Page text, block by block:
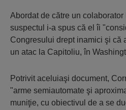
Abordat de către un
suspectul i-a spus că el îi
Congresului drept inamici şi că
un atac la Capitoliu, în
Potrivit aceluiaşi document,
"arme semiautomate şi
muniţie, cu obiectivul de a se